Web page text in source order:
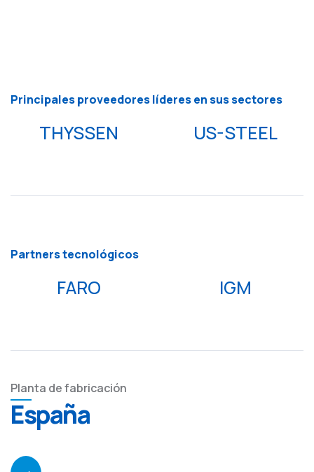
Principales proveedores líderes en sus sectores
THYSSEN US-STEEL
Partners tecnológicos
FARO IGM
Planta de fabricación
España